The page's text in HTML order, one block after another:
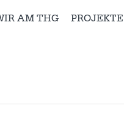
AM THG PROJEKTE